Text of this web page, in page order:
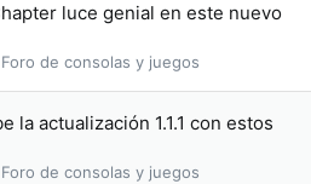
luce genial en este nuevo
Foro de consolas y juegos
la actualización 1.1.1 con estos
Foro de consolas y juegos